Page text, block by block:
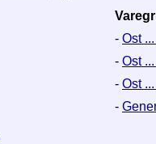
- Ost
- Ost
- Ost
-